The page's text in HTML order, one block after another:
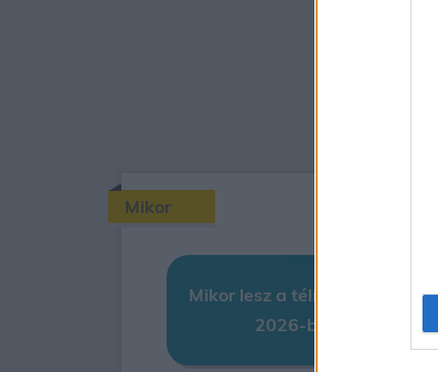
Mikor
Mikor lesz a téli napforduló
2026-ban?